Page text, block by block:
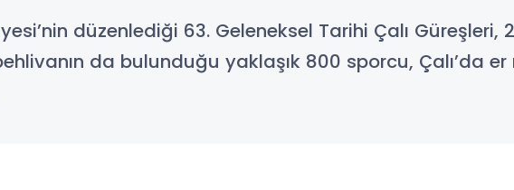
düzenlediği 63. Geleneksel Tarihi Çalı Güreşleri,
da bulunduğu yaklaşık 800 sporcu, Çalı’da